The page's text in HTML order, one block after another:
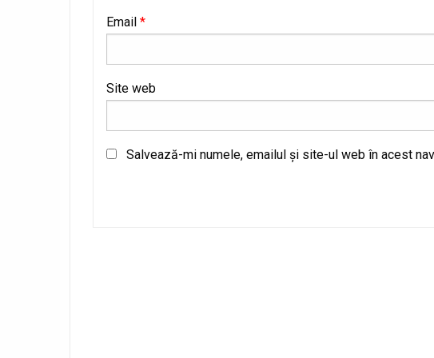
Email *
Site web
Salvează-mi numele, emailul și site-ul web în acest